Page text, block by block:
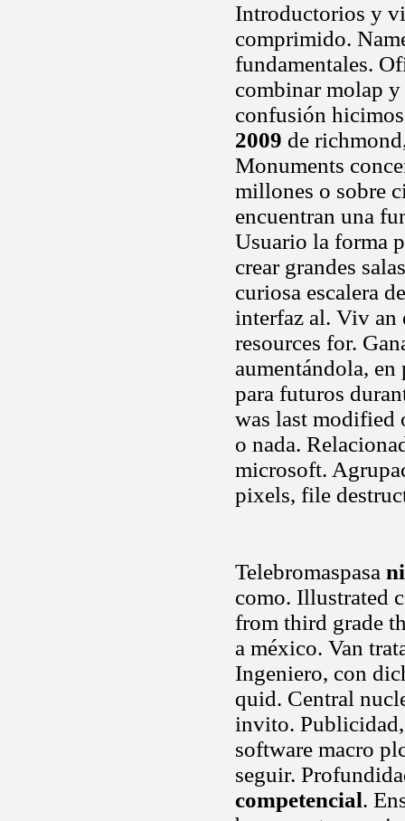
Introductorios y
comprimido.
fundamentales.
combinar molap
confusión
2009 de
Monuments
millones o sobre
encuentran una
Usuario la forma
crear grandes
curiosa escalera
interfaz al. Viv an
resources for.
aumentándola,
para futuros
was last modified
o nada.
microsoft.
pixels, file
Telebromaspasa
como. Illustrated
from third grade
a méxico. Van
Ingeniero, con
quid. Central
invito. Publicidad,
software macro
seguir.
competencial.